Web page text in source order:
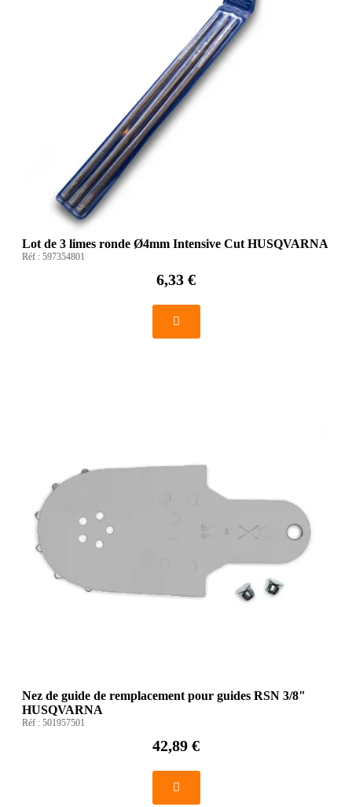
Lot de 3 limes ronde Ø4mm Intensive Cut HUSQVARNA
Réf : 597354801
6,33 €
Nez de guide de remplacement pour guides RSN 3/8"
HUSQVARNA
Réf : 501957501
42,89 €